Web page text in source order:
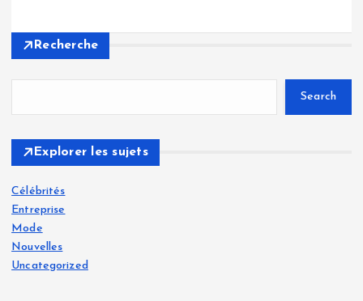
Recherche
Search
Explorer les sujets
Célébrités
Entreprise
Mode
Nouvelles
Uncategorized